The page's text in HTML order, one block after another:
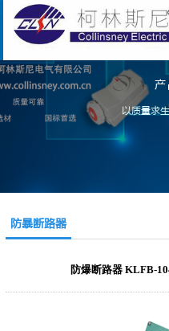
以质量求
防暴断路器
防爆断路器 KLFB-